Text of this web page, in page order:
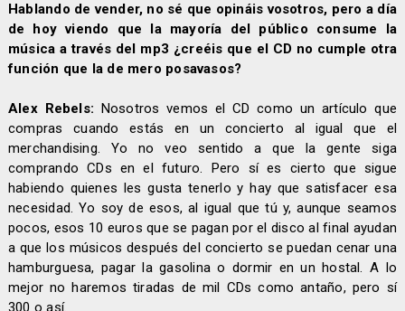
Hablando de vender, no sé que opináis vosotros, pero a día
de hoy viendo que la mayoría del público consume la
música a través del mp3 ¿creéis que el CD no cumple otra
función que la de mero posavasos?
Alex Rebels: Nosotros vemos el CD como un artículo que
compras cuando estás en un concierto al igual que el
merchandising. Yo no veo sentido a que la gente siga
comprando CDs en el futuro. Pero sí es cierto que sigue
habiendo quienes les gusta tenerlo y hay que satisfacer esa
necesidad. Yo soy de esos, al igual que tú y, aunque seamos
pocos, esos 10 euros que se pagan por el disco al final ayudan
a que los músicos después del concierto se puedan cenar una
hamburguesa, pagar la gasolina o dormir en un hostal. A lo
mejor no haremos tiradas de mil CDs como antaño, pero sí
300 o así.